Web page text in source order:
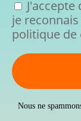
je
politique
Nous ne